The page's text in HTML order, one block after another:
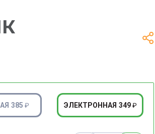
385₽ ЭЛЕКТРОННАЯ 349 ₽